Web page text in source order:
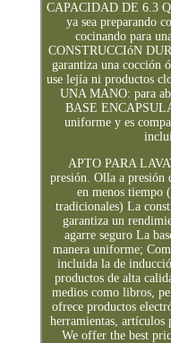
CAPACIDAD DE 6.3
ya sea preparando
cocinando para
CONSTRUCCIóN
garantiza una cocción
use lejía ni productos
UNA MANO: para
BASE
uniforme y es
APTO PARA
presión. Olla a presión
en menos tiempo
tradicionales) La
garantiza un
agarre seguro La
manera uniforme;
incluida la de
productos de alta
medios como libros,
ofrece productos
herramientas, artículos
We offer the best